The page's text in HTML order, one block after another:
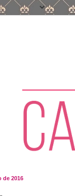
de 2016